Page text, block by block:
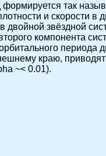
так
и скорости
двойной звёздной
компонента
краю,
~< 0.01).